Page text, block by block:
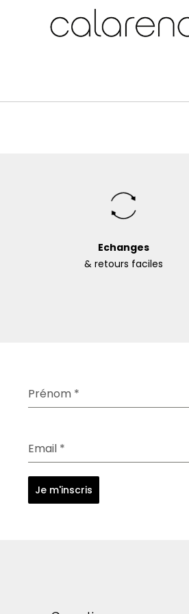
Echanges
& retours faciles
Prénom *
Email *
Je m'inscris